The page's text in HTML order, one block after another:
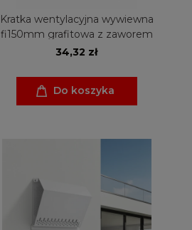
Kratka wentylacyjna wywiewna
fi150mm grafitowa z zaworem
34,32 zł
Do koszyka